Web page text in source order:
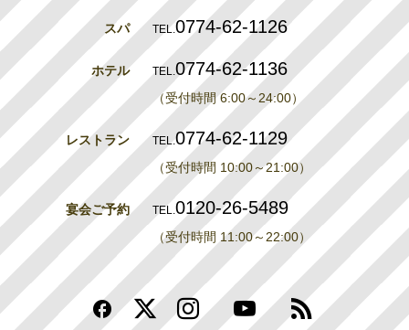
スパ TEL.0774-62-1126
ホテル TEL.0774-62-1136
（受付時間 6:00～24:00）
レストラン TEL.0774-62-1129
（受付時間 10:00～21:00）
宴会ご予約 TEL.0120-26-5489
（受付時間 11:00～22:00）